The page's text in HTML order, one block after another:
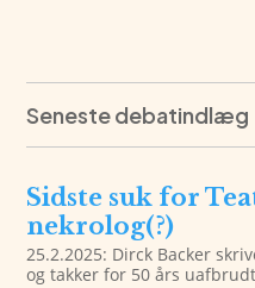
Seneste debatindlæg
Sidste suk for
nekrolog(?)
25.2.2025: Dirck Backer
og takker for 50 års